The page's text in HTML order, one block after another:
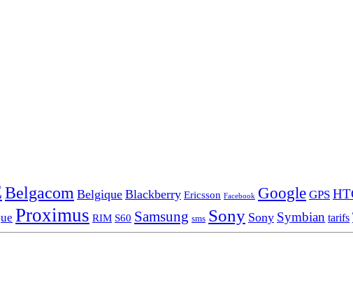
Belgacom Belgique Blackberry Ericsson Facebook Google GPS
Proximus RIM S60 Samsung sms Sony Sony Symbian tarifs